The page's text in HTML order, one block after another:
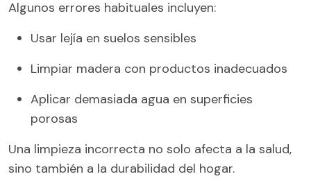
Algunos errores habituales incluyen:
Usar lejía en suelos sensibles
Limpiar madera con productos inadecuados
Aplicar demasiada agua en superficies
porosas
Una limpieza incorrecta no solo afecta a la salud,
sino también a la durabilidad del hogar.